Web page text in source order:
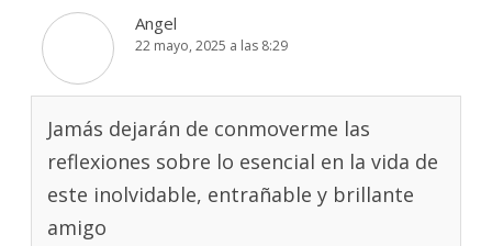
Angel
22 mayo, 2025 a las 8:29
Jamás dejarán de conmoverme las
reflexiones sobre lo esencial en la vida de
este inolvidable, entrañable y brillante
amigo